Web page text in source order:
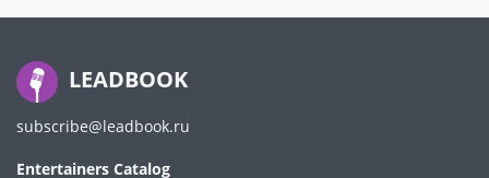
LEADBOOK
subscribe@leadbook.ru
Entertainers Catalog